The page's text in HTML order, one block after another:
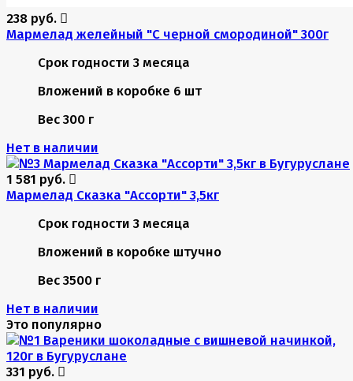
238 руб.
Мармелад желейный "С черной смородиной" 300г
Срок годности 3 месяца
Вложений в коробке 6 шт
Вес 300 г
Нет в наличии
1 581 руб.
Мармелад Сказка "Ассорти" 3,5кг
Срок годности 3 месяца
Вложений в коробке штучно
Вес 3500 г
Нет в наличии
Это популярно
331 руб.